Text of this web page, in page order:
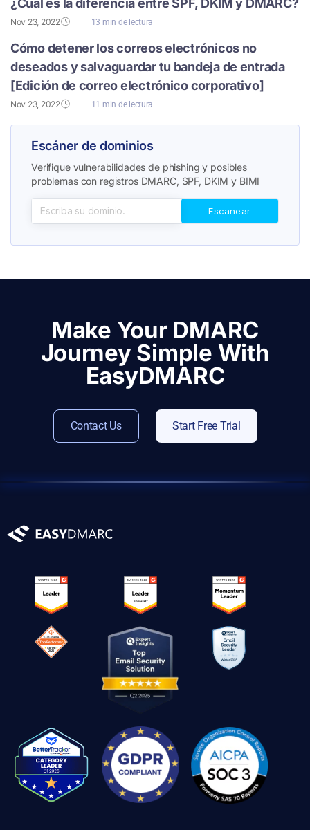
¿Cuál es la diferencia entre SPF, DKIM y DMARC?
Nov 23, 2022 13 min de lectura
Cómo detener los correos electrónicos no
deseados y salvaguardar tu bandeja de entrada
[Edición de correo electrónico corporativo]
Nov 23, 2022 11 min de lectura
Escáner de dominios
Verifique vulnerabilidades de phishing y posibles
problemas con registros DMARC, SPF, DKIM y BIMI
Make Your DMARC
Journey Simple With
EasyDMARC
Contact Us Start Free Trial